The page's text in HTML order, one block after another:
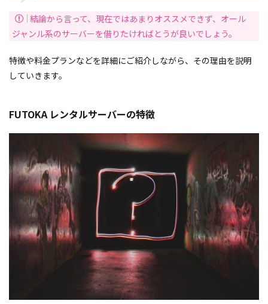
結論から言って、現在ではあまりオススメできず、オール
ジャンル系のサーバーを借りたければとうが良いでしょう。
特徴や料金プランなどを詳細にご紹介しながら、その理由を説明
していきます。
FUTOKA レンタルサーバーの特徴